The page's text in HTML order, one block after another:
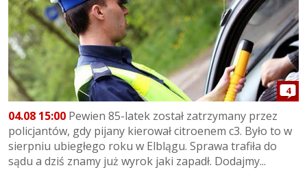
4
04.08 15:00 Pewien 85-latek został zatrzymany przez
policjantów, gdy pijany kierował citroenem c3. Było to w
sierpniu ubiegłego roku w Elblągu. Sprawa trafiła do
sądu a dziś znamy już wyrok jaki zapadł. Dodajmy...